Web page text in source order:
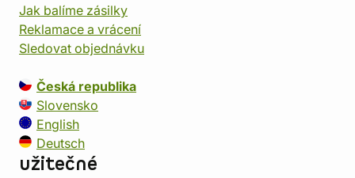
Jak balíme zásilky
Reklamace a vrácení
Sledovat objednávku
Česká republika
Slovensko
English
Deutsch
užitečné